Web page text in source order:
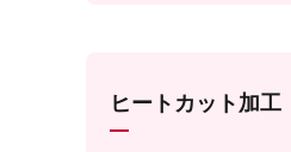
ヒートカット加工